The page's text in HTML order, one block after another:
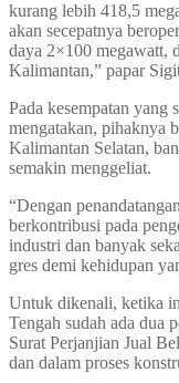
kurang lebih 418,5
akan secepatnya
daya 2×100 megawatt,
Kalimantan,” papar
Pada kesempatan
mengatakan, pihaknya
Kalimantan Selatan,
semakin menggeliat.
“Dengan
berkontribusi pada
industri dan banyak
gres demi kehidupan
Untuk dikenali, ketika
Tengah sudah ada dua
Surat Perjanjian Jual
dan dalam proses